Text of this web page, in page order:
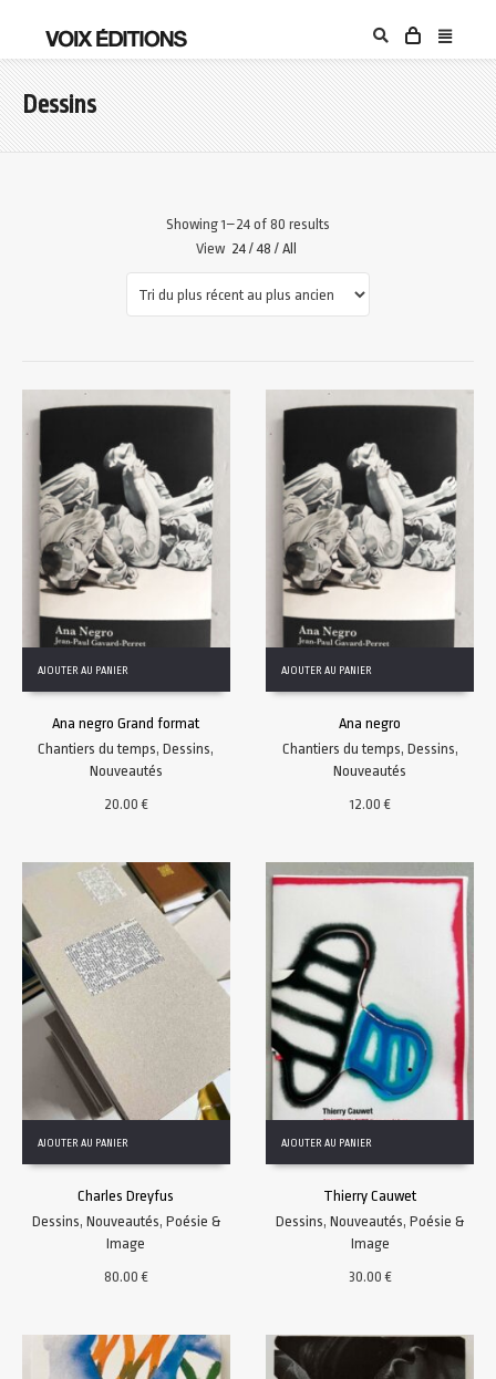
Dessins
Showing 1–24 of 80 results
View 24 / 48 / All
AJOUTER AU PANIER
Ana negro Grand format
Chantiers du temps,Dessins,
Nouveautés
20.00€
AJOUTER AU PANIER
Ana negro
Chantiers du temps, Dessins,
Nouveautés
12.00€
AJOUTER AU PANIER
Charles Dreyfus
Dessins, Nouveautés, Poésie &
Image
80.00€
AJOUTER AU PANIER
Thierry Cauwet
Dessins,Nouveautés,Poésie &
Image
30.00€